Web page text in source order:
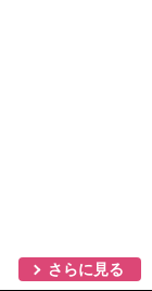
さらに見る